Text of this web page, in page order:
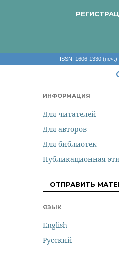
ISSN: 1606-1330
ИНФОРМАЦИЯ
Для читателей
Для авторов
Для библиотек
Публикационная
ОТПРАВИТЬ
ЯЗЫК
English
Русский